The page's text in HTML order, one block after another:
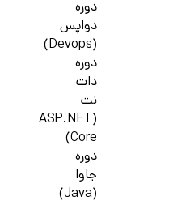
دوره
دواپس
(Devops)
دوره
دات
نت
(ASP.NET
Core)
دوره
جاوا
(Java)